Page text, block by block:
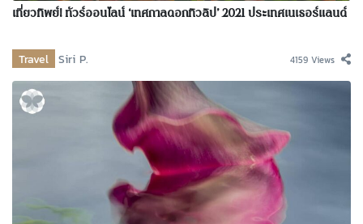
เที่ยวทิพย์! ทัวร์ออนไลน์ ‘เทศกาลดอกทิวลิป’ 2021 ประเทศเนเธอร์แลนด์
Travel Siri P. 4159 Views